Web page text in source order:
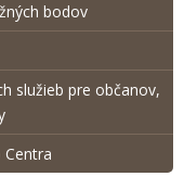
bodov
služieb pre občanov,